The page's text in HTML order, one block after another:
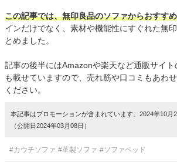
この記事では、無印良品のソファからおすす
インだけでなく、素材や機能性にすぐれた無
とめました。
記事の後半にはAmazonや楽天など通販サイ
も載せていますので、売れ筋や口コミもあわ
ください。
本記事はプロモーションが含まれています。2024年10月
（公開日2024年03月08日）
#カウチソファ #革製ソファ #ソファベッド